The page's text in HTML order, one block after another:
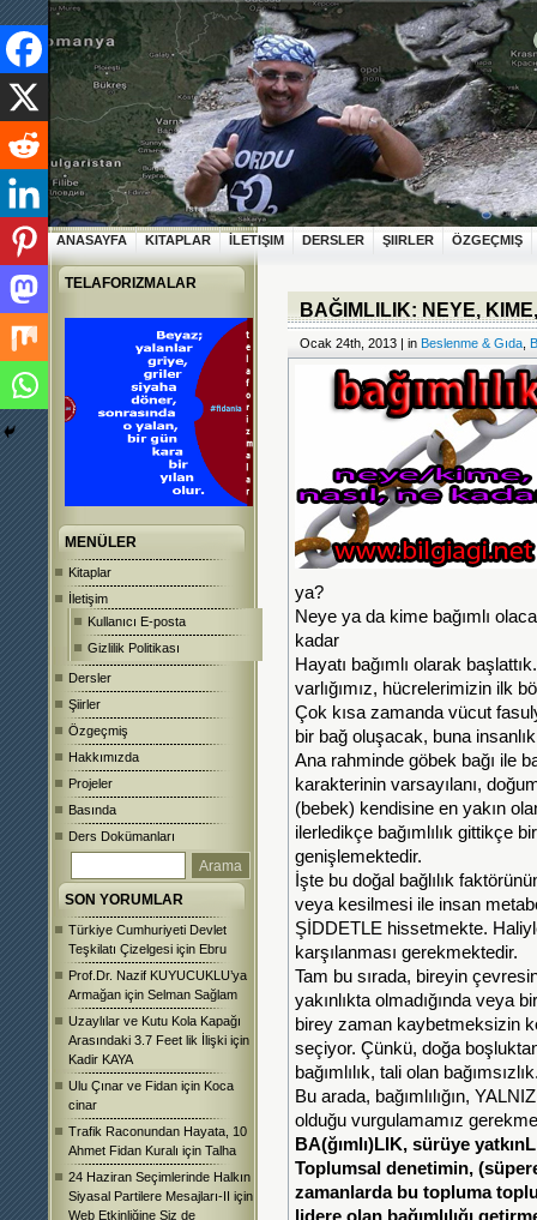
ANASAYFA KITAPLAR İLETIŞIM DERSLER ŞIIRLER ÖZGEÇMIŞ
TELAFORIZMALAR
MENÜLER
Kitaplar
İletişim
Kullanıcı E-posta
Gizlilik Politikası
Dersler
Şiirler
Özgeçmiş
Hakkımızda
Projeler
Basında
Ders Dokümanları
SON YORUMLAR
Türkiye Cumhuriyeti Devlet
Teşkilatı Çizelgesi için Ebru
Prof.Dr. Nazif KUYUCUKLU’ya
Armağan için Selman Sağlam
Uzaylılar ve Kutu Kola Kapağı
Arasındaki 3.7 Feet lik İlişki için
Kadir KAYA
Ulu Çınar ve Fidan için Koca
cinar
Trafik Raconundan Hayata, 10
Ahmet Fidan Kuralı için Talha
24 Haziran Seçimlerinde Halkın
Siyasal Partilere Mesajları-II için
Web Etkinliğine Siz de
BAĞIMLILIK: NEYE,
Ocak 24th, 2013 | in Beslenme & Gıda
ya?
Neye ya da kime bağımlı
kadar
Hayatı bağımlı olarak
varlığımız, hücrelerimizin ilk
Çok kısa zamanda vücut
bir bağ oluşacak, buna
Ana rahminde göbek bağı ile
karakterinin varsayılanı,
(bebek) kendisine en yakın
ilerledikçe bağımlılık gittikçe
genişlemektedir.
İşte bu doğal bağlılık
veya kesilmesi ile insan
ŞİDDETLE hissetmekte.
karşılanması gerekmektedir.
Tam bu sırada, bireyin
yakınlıkta olmadığında veya
birey zaman kaybetmeksizin
seçiyor. Çünkü, doğa
bağımlılık, tali olan
Bu arada, bağımlılığın,
olduğu vurgulamamız
BA(ğımlı)LIK, sürüye
Toplumsal denetimin,
zamanlarda bu topluma